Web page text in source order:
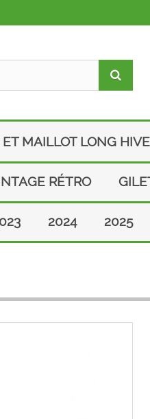
MAILLOT LONG
RÉTRO
2024 2025